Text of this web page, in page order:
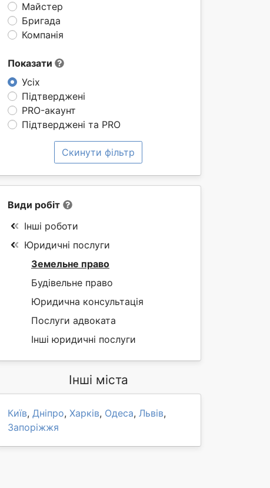
Майстер
Бригада
Компанія
Показати
Усіх
Підтверджені
PRO-акаунт
Підтверджені та PRO
Скинути фільтр
Види робіт
Інші роботи
Юридичні послуги
Земельне право
Будівельне право
Юридична консультація
Послуги адвоката
Інші юридичні послуги
Інші міста
Київ, Дніпро, Харків, Одеса, Львів,
Запоріжжя